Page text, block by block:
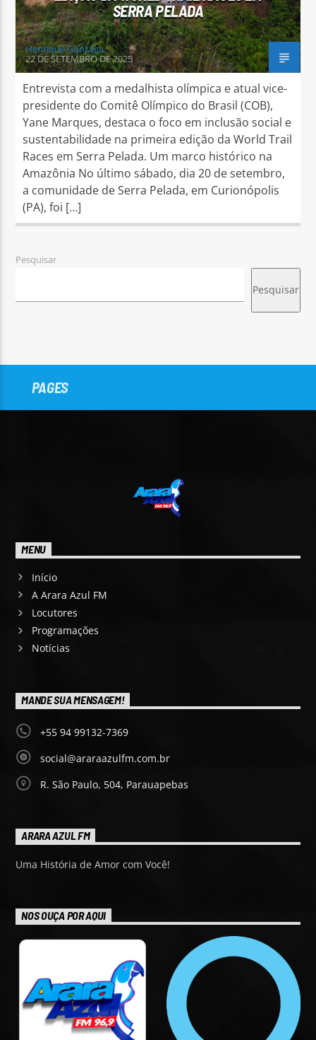
SERRA PELADA
Henrique Gonzaga
22 DE SETEMBRO DE 2025
Entrevista com a medalhista olímpica e atual vice-
presidente do Comitê Olímpico do Brasil (COB),
Yane Marques, destaca o foco em inclusão social e
sustentabilidade na primeira edição da World Trail
Races em Serra Pelada. Um marco histórico na
Amazônia No último sábado, dia 20 de setembro,
a comunidade de Serra Pelada, em Curionópolis
(PA), foi […]
Pesquisar
Pesquisar
PAGES
MENU
Início
A Arara Azul FM
Locutores
Programações
Notícias
MANDE SUA MENSAGEM!
+55 94 99132-7369
social@araraazulfm.com.br
R. São Paulo, 504, Parauapebas
ARARA AZUL FM
Uma História de Amor com Você!
NOS OUÇA POR AQUI